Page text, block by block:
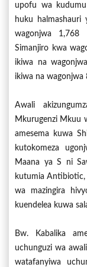
upofu wa
huku
wagonjwa
Simanjiro kwa
ikiwa na
ikiwa na wagonjwa
Awali
Mkurugenzi Mkuu
amesema kuwa
kutokomeza
Maana ya S ni
kutumia Antibiotic,
wa mazingira
kuendelea kuwa
Bw. Kabalika
uchunguzi wa
watafanyiwa